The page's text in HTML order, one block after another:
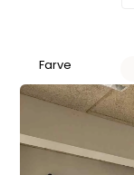
Farve